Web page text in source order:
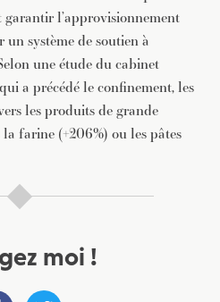
garantir l’approvisionnement
système de soutien à
une étude du cabinet
a précédé le confinement, les
les produits de grande
farine (+206%) ou les pâtes
moi !
semaines notre lettre
d’articles …